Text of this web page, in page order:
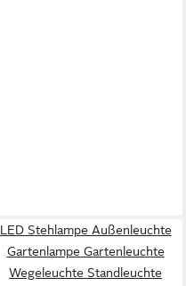
LED Stehlampe Außenleuchte
Gartenlampe Gartenleuchte
Wegeleuchte Standleuchte